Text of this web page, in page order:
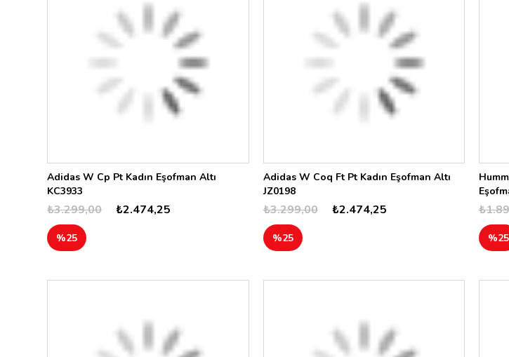
Adidas W Cp Pt Kadın Eşofman Altı
KC3933
₺2.474,25
₺3.299,00
%25
Adidas W Coq Ft Pt Kadın Eşofman Altı
JZ0198
₺2.474,25
₺3.299,00
%25 %25